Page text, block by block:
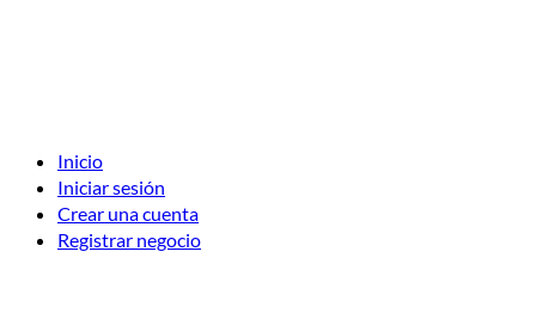
Inicio
Iniciar sesión
Crear una cuenta
Registrar negocio